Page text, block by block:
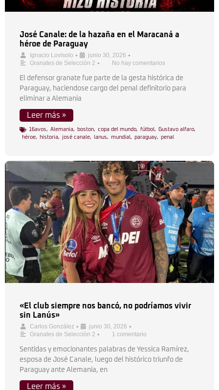
José Canale: de la hazaña en el Maracaná a
héroe de Paraguay
Ignacio Lovisolo • junio 30, 2026 •
Granates de Selección 2 • No hay comentarios
El defensor granate fue parte de la gesta histórica de
Paraguay, haciendose cargo del penal definitorio para
eliminar a Alemania
Leer más »
16avos, Alemania, boston, copa del mundo, fútbol , Gustavo alfaro,
héroe, historia, josé canale, lanus, mundial , paraguay, penal
«El club siempre nos bancó, no podríamos vivir
sin Lanús»
Carlos González • junio 30, 2026 •
Granates de Selección 2 • 1 comentario
Sentidas y emocionantes palabras de Yessica Ramírez,
esposa de José Canale, luego del histórico triunfo de
Paraguay ante Alemania, en
Leer más »